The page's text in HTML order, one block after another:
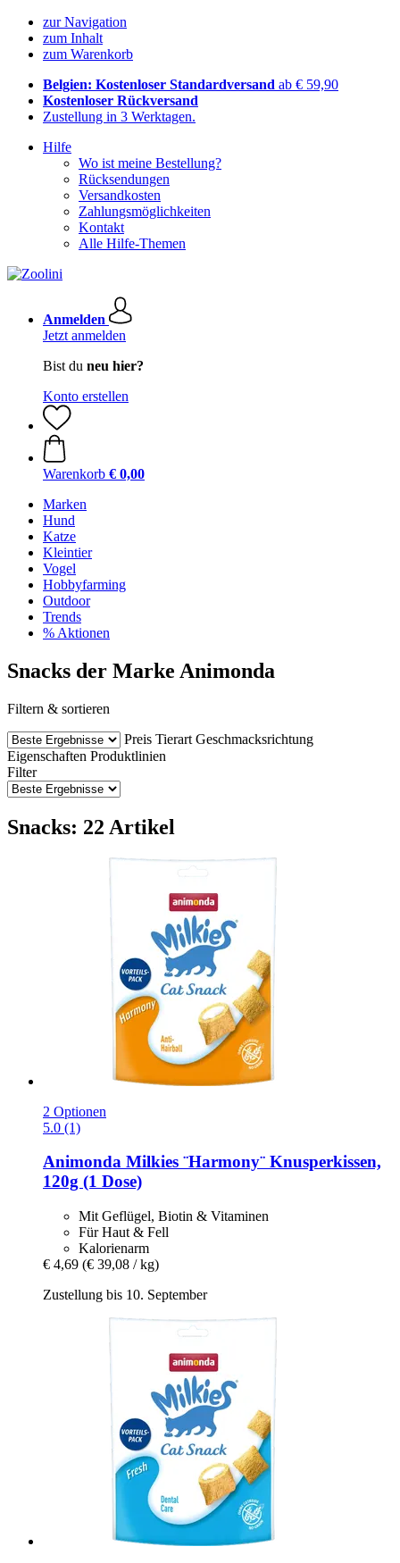
zur Navigation
zum Inhalt
zum Warenkorb
Belgien: Kostenloser Standardversand ab € 59,90
Kostenloser Rückversand
Zustellung in 3 Werktagen.
Hilfe
Wo ist meine Bestellung?
Rücksendungen
Versandkosten
Zahlungsmöglichkeiten
Kontakt
Alle Hilfe-Themen
Anmelden
Jetzt anmelden
Bist du neu hier?
Konto erstellen
Warenkorb € 0,00
Marken
Hund
Katze
Kleintier
Vogel
Hobbyfarming
Outdoor
Trends
% Aktionen
Snacks der Marke Animonda
Filtern & sortieren
Preis Tierart Geschmacksrichtung
Eigenschaften Produktlinien
Filter
Snacks: 22 Artikel
2 Optionen
5.0 (1)
Animonda Milkies ¨Harmony¨ Knusperkissen,
120g (1 Dose)
Mit Geflügel, Biotin & Vitaminen
Für Haut & Fell
Kalorienarm
€ 4,69 (€ 39,08 / kg)
Zustellung bis 10. September